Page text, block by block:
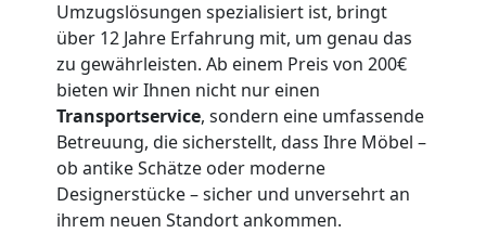
Umzugslösungen spezialisiert ist, bringt
über 12 Jahre Erfahrung mit, um genau das
zu gewährleisten. Ab einem Preis von 200€
bieten wir Ihnen nicht nur einen
Transportservice, sondern eine umfassende
Betreuung, die sicherstellt, dass Ihre Möbel –
ob antike Schätze oder moderne
Designerstücke – sicher und unversehrt an
ihrem neuen Standort ankommen.
Mann
LKW